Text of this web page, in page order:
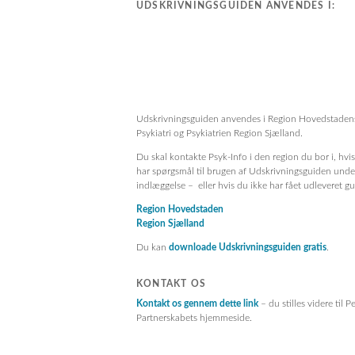
UDSKRIVNINGSGUIDEN ANVENDES I:
Udskrivningsguiden anvendes i Region
Psykiatri og Psykiatrien Region Sjælland.
Du skal kontakte Psyk-Info i den region du bor i,
har spørgsmål til brugen af Udskrivningsguiden
indlæggelse – eller hvis du ikke har fået udleveret
Region Hovedstaden
Region Sjælland
Du kan downloade Udskrivningsguiden gratis
KONTAKT OS
Kontakt os gennem dette link – du stilles videre til
Partnerskabets hjemmeside.